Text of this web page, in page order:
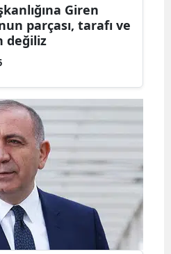
Giren
parçası, tarafı ve
değiliz